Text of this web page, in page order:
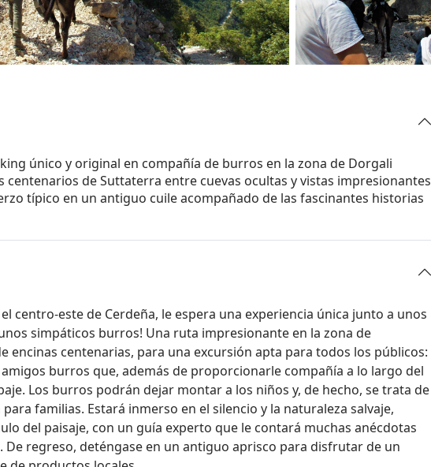
único y original en compañía de burros en la zona de Dorgali
centenarios de Suttaterra entre cuevas ocultas y vistas impresionantes
típico en un antiguo cuile acompañado de las fascinantes historias
centro-este de Cerdeña, le espera una experiencia única junto a unos
simpáticos burros! Una ruta impresionante en la zona de
encinas centenarias, para una excursión apta para todos los públicos:
burros que, además de proporcionarle compañía a lo largo del
Los burros podrán dejar montar a los niños y, de hecho, se trata de
familias. Estará inmerso en el silencio y la naturaleza salvaje,
del paisaje, con un guía experto que le contará muchas anécdotas
De regreso, deténgase en un antiguo aprisco para disfrutar de un